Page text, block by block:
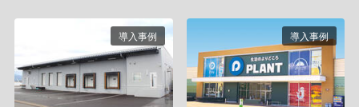
導入事例 導入事例